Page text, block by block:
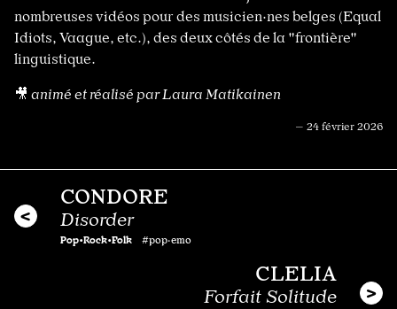
nombreuses vidéos pour des musicien·nes belges (Equal
Idiots, Vaague, etc.), des deux côtés de la "frontière"
linguistique.
🎥 animé et réalisé par Laura Matikainen
— 24 février 2026
CONDORE
Disorder
Pop•Rock•Folk #pop·emo
CLELIA
Forfait Solitude